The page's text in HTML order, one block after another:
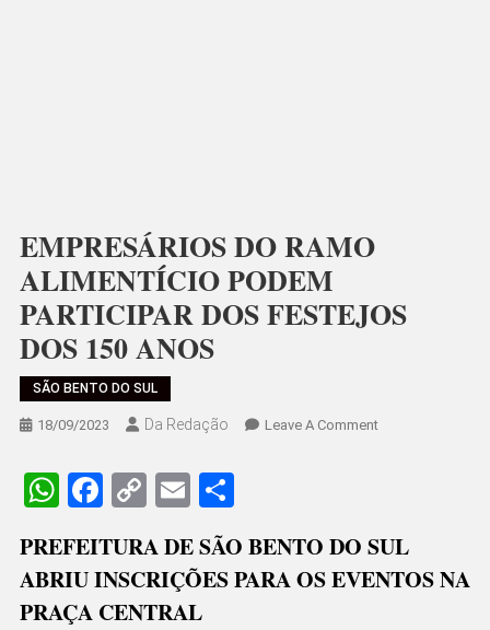
EMPRESÁRIOS DO RAMO
ALIMENTÍCIO PODEM
PARTICIPAR DOS FESTEJOS
DOS 150 ANOS
SÃO BENTO DO SUL
18/09/2023 Da Redação Leave A CommentOn
PODEM
PARTICIPAR
WhatsApp
Facebook
CopyEmail
PREFEITURA DE SÃO BENTO DO SUL
ABRIU INSCRIÇÕES PARA OS EVENTOS NA
PRAÇA CENTRAL